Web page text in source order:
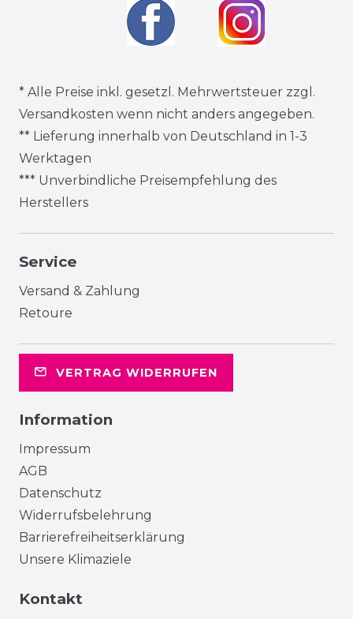
* Alle Preise inkl. gesetzl. Mehrwertsteuer zzgl.
Versandkosten wenn nicht anders angegeben.
** Lieferung innerhalb von Deutschland in 1-3
Werktagen
*** Unverbindliche Preisempfehlung des
Herstellers
Service
Versand & Zahlung
Retoure
VERTRAG WIDERRUFEN
Information
Impressum
AGB
Datenschutz
Widerrufsbelehrung
Barrierefreiheitserklärung
Unsere Klimaziele
Kontakt